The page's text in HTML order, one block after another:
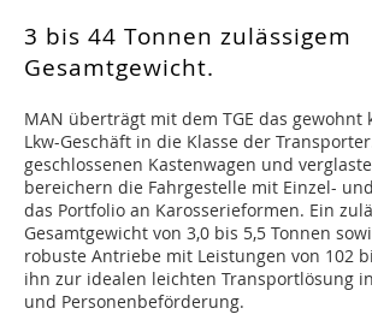
3 bis 44 Tonnen zulässigem
Gesamtgewicht.
MAN überträgt mit dem TGE das
Lkw-Geschäft in die Klasse der
geschlossenen Kastenwagen und
bereichern die Fahrgestelle mit Einzel-
das Portfolio an Karosserieformen. Ein
Gesamtgewicht von 3,0 bis 5,5 Tonnen
robuste Antriebe mit Leistungen von 102
ihn zur idealen leichten Transportlösung
und Personenbeförderung.